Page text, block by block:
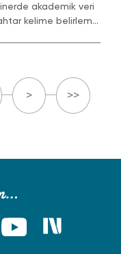
akademik veri
kelime belirleme,
> >>